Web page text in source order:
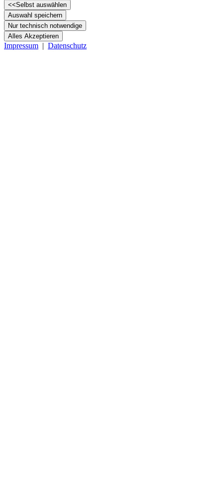
<<Selbst auswählen
Auswahl speichern
Nur technisch notwendige
Alles Akzeptieren
Impressum | Datenschutz